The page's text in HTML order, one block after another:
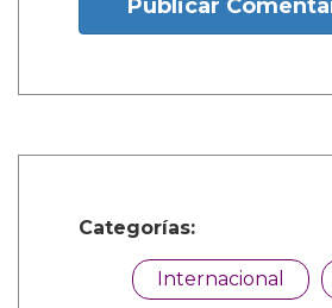
Publicar
Categorías:
Internacional